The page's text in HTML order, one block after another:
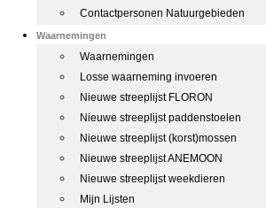
Contactpersonen Natuurgebieden
Waarnemingen
Waarnemingen
Losse waarneming invoeren
Nieuwe streeplijst FLORON
Nieuwe streeplijst paddenstoelen
Nieuwe streeplijst (korst)mossen
Nieuwe streeplijst ANEMOON
Nieuwe streeplijst weekdieren
Mijn Lijsten